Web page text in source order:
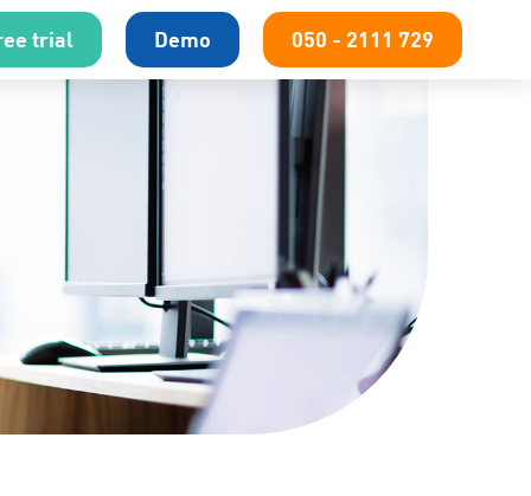
trial Demo 050 - 2111 729